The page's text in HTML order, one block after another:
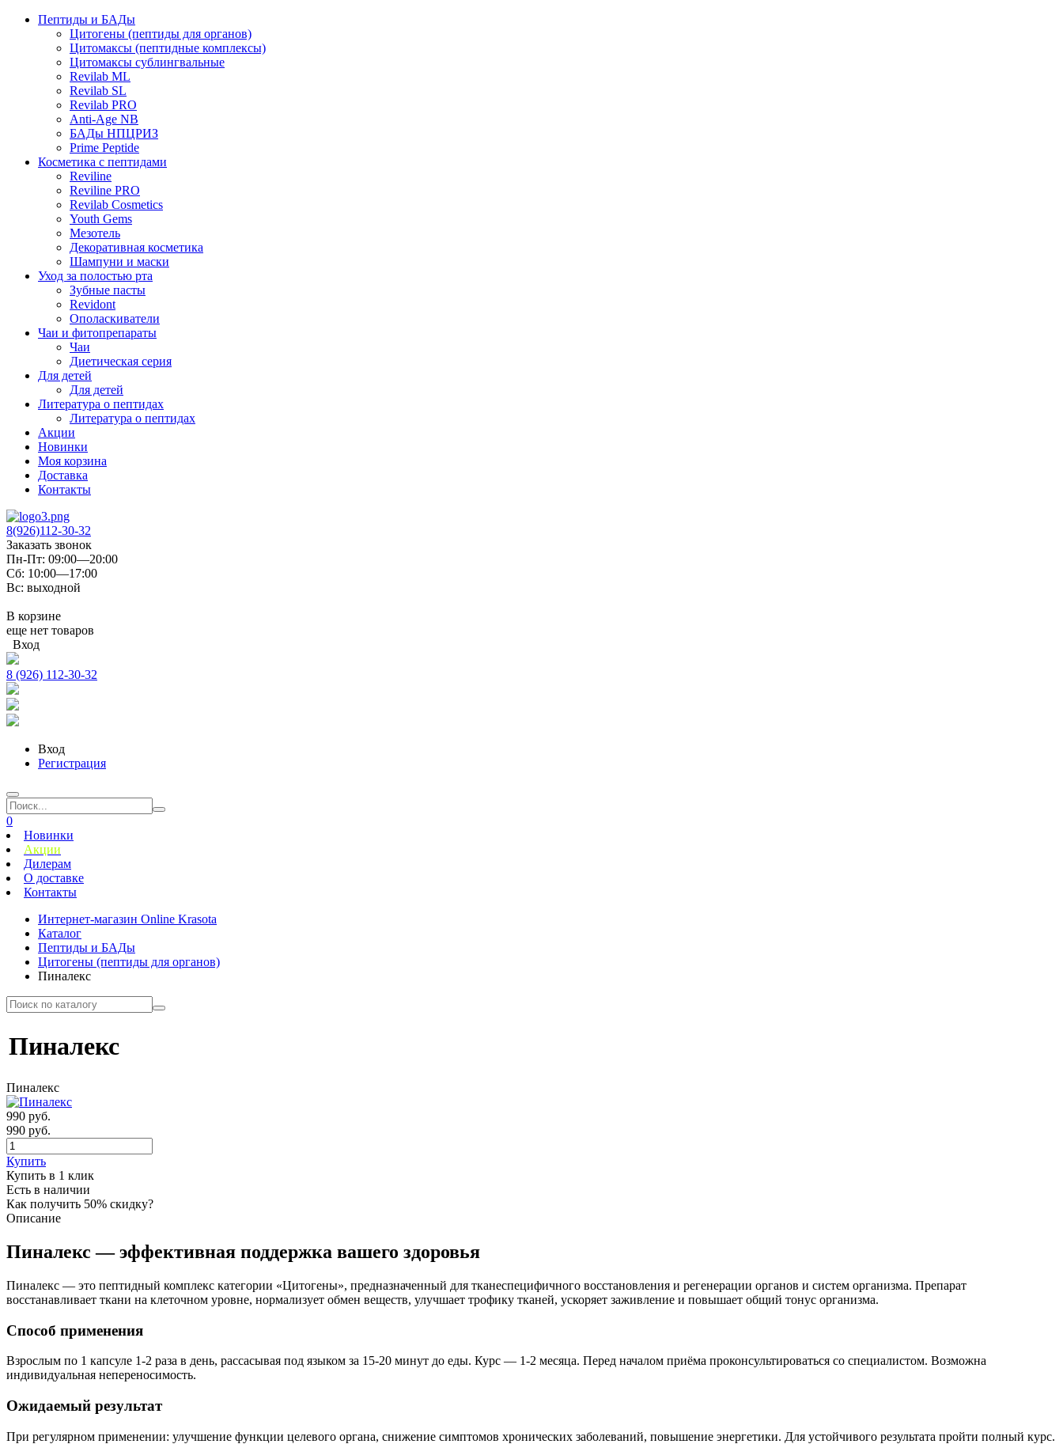
Пептиды и БАДы
Цитогены (пептиды для органов)
Цитомаксы (пептидные комплексы)
Цитомаксы сублингвальные
Revilab ML
Revilab SL
Revilab PRO
Anti-Age NB
БАДы НПЦРИЗ
Prime Peptide
Косметика с пептидами
Reviline
Reviline PRO
Revilab Cosmetics
Youth Gems
Мезотель
Декоративная косметика
Шампуни и маски
Уход за полостью рта
Зубные пасты
Revidont
Ополаскиватели
Чаи и фитопрепараты
Чаи
Диетическая серия
Для детей
Для детей
Литература о пептидах
Литература о пептидах
Акции
Новинки
Моя корзина
Доставка
Контакты
8(926)112-30-32
Заказать звонок
Пн-Пт: 09:00—20:00
Сб: 10:00—17:00
Вс: выходной
В корзине
еще нет товаров
Вход
8 (926) 112-30-32
Вход
Регистрация
0
Новинки
Акции
Дилерам
О доставке
Контакты
Интернет-магазин Online Krasota
Каталог
Пептиды и БАДы
Цитогены (пептиды для органов)
Пиналекс
Пиналекс
Пиналекс
990 руб.
990 руб.
Купить
Купить в 1 клик
Есть в наличии
Как получить 50% скидку?
Описание
Пиналекс — эффективная поддержка вашего здоровья
Пиналекс — это пептидный комплекс категории «Цитогены», предназначенный для тканеспецифичного восстановления и регенерации органов и систем организма. Препарат
восстанавливает ткани на клеточном уровне, нормализует обмен веществ, улучшает трофику тканей, ускоряет заживление и повышает общий тонус организма.
Способ применения
Взрослым по 1 капсуле 1-2 раза в день, рассасывая под языком за 15-20 минут до еды. Курс — 1-2 месяца. Перед началом приёма проконсультироваться со специалистом. Возможна
индивидуальная непереносимость.
Ожидаемый результат
При регулярном применении: улучшение функции целевого органа, снижение симптомов хронических заболеваний, повышение энергетики. Для устойчивого результата пройти полный курс.